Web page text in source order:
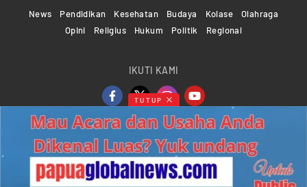
News Pendidikan Kesehatan Budaya Kolase
Olahraga
Opini
Religius Hukum Politik Regional
IKUTI KAMI
Copyright ©2024-2026 Papuaglobalnews.com | All rights
reserved
TUTUP